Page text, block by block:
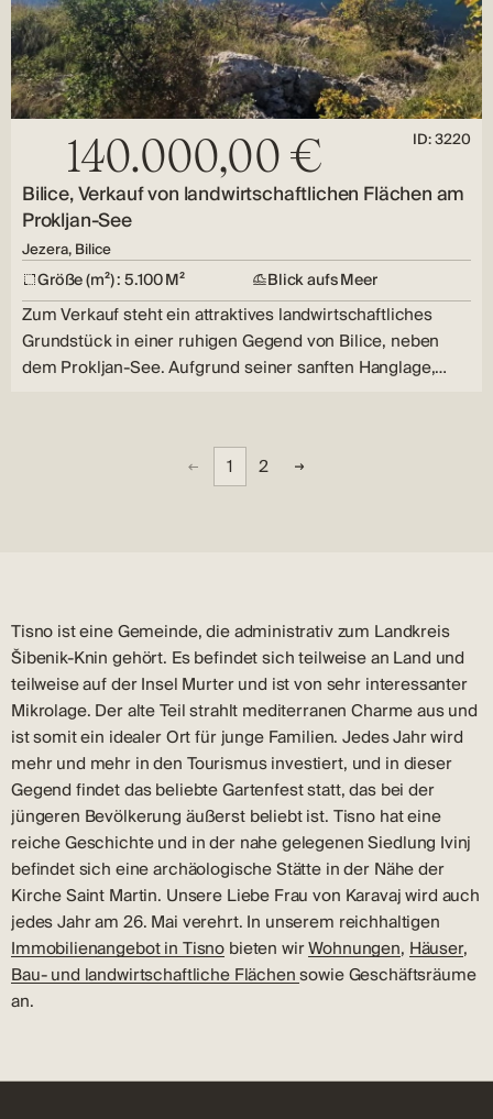
140.000,00 € ID: 3220
Bilice, Verkauf von landwirtschaftlichen Flächen am
Prokljan-See
Jezera, Bilice
Größe (m²) : 5.100 M² Blick aufs Meer
Zum Verkauf steht ein attraktives landwirtschaftliches
Grundstück in einer ruhigen Gegend von Bilice, neben
dem Prokljan-See. Aufgrund seiner sanften Hanglage,…
1 2
Tisno ist eine Gemeinde, die administrativ zum Landkreis
Šibenik-Knin gehört. Es befindet sich teilweise an Land und
teilweise auf der Insel Murter und ist von sehr interessanter
Mikrolage. Der alte Teil strahlt mediterranen Charme aus und
ist somit ein idealer Ort für junge Familien. Jedes Jahr wird
mehr und mehr in den Tourismus investiert, und in dieser
Gegend findet das beliebte Gartenfest statt, das bei der
jüngeren Bevölkerung äußerst beliebt ist. Tisno hat eine
reiche Geschichte und in der nahe gelegenen Siedlung Ivinj
befindet sich eine archäologische Stätte in der Nähe der
Kirche Saint Martin. Unsere Liebe Frau von Karavaj wird auch
jedes Jahr am 26. Mai verehrt. In unserem reichhaltigen
Immobilienangebot in Tisno bieten wirWohnungen, Häuser,
Bau- und landwirtschaftliche Flächensowie Geschäftsräume
an.